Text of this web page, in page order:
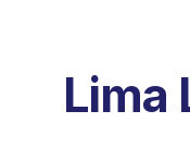
Lima